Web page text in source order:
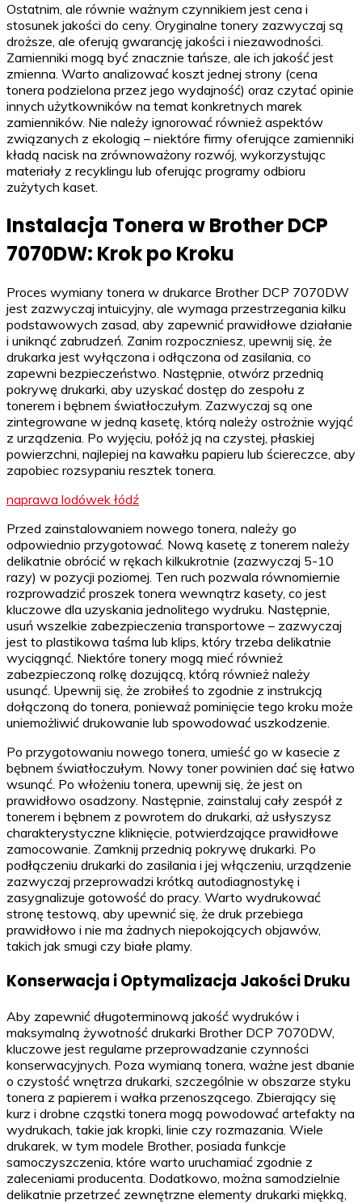
Ostatnim, ale równie ważnym czynnikiem jest cena i
stosunek jakości do ceny. Oryginalne tonery zazwyczaj są
droższe, ale oferują gwarancję jakości i niezawodności.
Zamienniki mogą być znacznie tańsze, ale ich jakość jest
zmienna. Warto analizować koszt jednej strony (cena
tonera podzielona przez jego wydajność) oraz czytać opinie
innych użytkowników na temat konkretnych marek
zamienników. Nie należy ignorować również aspektów
związanych z ekologią – niektóre firmy oferujące zamienniki
kładą nacisk na zrównoważony rozwój, wykorzystując
materiały z recyklingu lub oferując programy odbioru
zużytych kaset.
Instalacja Tonera w Brother DCP
7070DW: Krok po Kroku
Proces wymiany tonera w drukarce Brother DCP 7070DW
jest zazwyczaj intuicyjny, ale wymaga przestrzegania kilku
podstawowych zasad, aby zapewnić prawidłowe działanie
i uniknąć zabrudzeń. Zanim rozpoczniesz, upewnij się, że
drukarka jest wyłączona i odłączona od zasilania, co
zapewni bezpieczeństwo. Następnie, otwórz przednią
pokrywę drukarki, aby uzyskać dostęp do zespołu z
tonerem i bębnem światłoczułym. Zazwyczaj są one
zintegrowane w jedną kasetę, którą należy ostrożnie wyjąć
z urządzenia. Po wyjęciu, połóż ją na czystej, płaskiej
powierzchni, najlepiej na kawałku papieru lub ściereczce, aby
zapobiec rozsypaniu resztek tonera.
naprawa lodówek łódź
Przed zainstalowaniem nowego tonera, należy go
odpowiednio przygotować. Nową kasetę z tonerem należy
delikatnie obrócić w rękach kilkukrotnie (zazwyczaj 5-10
razy) w pozycji poziomej. Ten ruch pozwala równomiernie
rozprowadzić proszek tonera wewnątrz kasety, co jest
kluczowe dla uzyskania jednolitego wydruku. Następnie,
usuń wszelkie zabezpieczenia transportowe – zazwyczaj
jest to plastikowa taśma lub klips, który trzeba delikatnie
wyciągnąć. Niektóre tonery mogą mieć również
zabezpieczoną rolkę dozującą, którą również należy
usunąć. Upewnij się, że zrobiłeś to zgodnie z instrukcją
dołączoną do tonera, ponieważ pominięcie tego kroku może
uniemożliwić drukowanie lub spowodować uszkodzenie.
Po przygotowaniu nowego tonera, umieść go w kasecie z
bębnem światłoczułym. Nowy toner powinien dać się łatwo
wsunąć. Po włożeniu tonera, upewnij się, że jest on
prawidłowo osadzony. Następnie, zainstaluj cały zespół z
tonerem i bębnem z powrotem do drukarki, aż usłyszysz
charakterystyczne kliknięcie, potwierdzające prawidłowe
zamocowanie. Zamknij przednią pokrywę drukarki. Po
podłączeniu drukarki do zasilania i jej włączeniu, urządzenie
zazwyczaj przeprowadzi krótką autodiagnostykę i
zasygnalizuje gotowość do pracy. Warto wydrukować
stronę testową, aby upewnić się, że druk przebiega
prawidłowo i nie ma żadnych niepokojących objawów,
takich jak smugi czy białe plamy.
Konserwacja i Optymalizacja Jakości Druku
Aby zapewnić długoterminową jakość wydruków i
maksymalną żywotność drukarki Brother DCP 7070DW,
kluczowe jest regularne przeprowadzanie czynności
konserwacyjnych. Poza wymianą tonera, ważne jest dbanie
o czystość wnętrza drukarki, szczególnie w obszarze styku
tonera z papierem i wałka przenoszącego. Zbierający się
kurz i drobne cząstki tonera mogą powodować artefakty na
wydrukach, takie jak kropki, linie czy rozmazania. Wiele
drukarek, w tym modele Brother, posiada funkcje
samoczyszczenia, które warto uruchamiać zgodnie z
zaleceniami producenta. Dodatkowo, można samodzielnie
delikatnie przetrzeć zewnętrzne elementy drukarki miękką,